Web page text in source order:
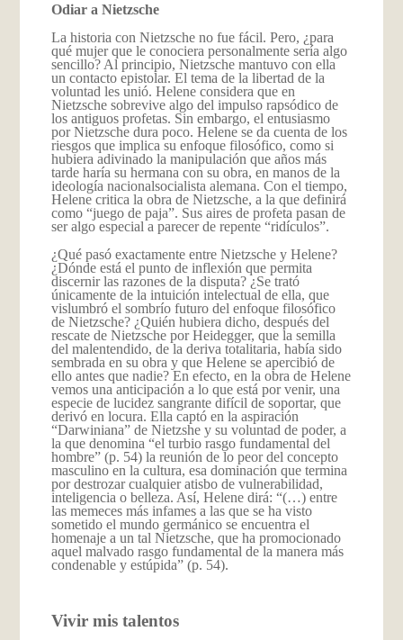
Odiar a Nietzsche
La historia con Nietzsche no fue fácil. Pero, ¿para
qué mujer que le conociera personalmente sería algo
sencillo? Al principio, Nietzsche mantuvo con ella
un contacto epistolar. El tema de la libertad de la
voluntad les unió. Helene considera que en
Nietzsche sobrevive algo del impulso rapsódico de
los antiguos profetas. Sin embargo, el entusiasmo
por Nietzsche dura poco. Helene se da cuenta de los
riesgos que implica su enfoque filosófico, como si
hubiera adivinado la manipulación que años más
tarde haría su hermana con su obra, en manos de la
ideología nacionalsocialista alemana. Con el tiempo,
Helene critica la obra de Nietzsche, a la que definirá
como “juego de paja”. Sus aires de profeta pasan de
ser algo especial a parecer de repente “ridículos”.
¿Qué pasó exactamente entre Nietzsche y Helene?
¿Dónde está el punto de inflexión que permita
discernir las razones de la disputa? ¿Se trató
únicamente de la intuición intelectual de ella, que
vislumbró el sombrío futuro del enfoque filosófico
de Nietzsche? ¿Quién hubiera dicho, después del
rescate de Nietzsche por Heidegger, que la semilla
del malentendido, de la deriva totalitaria, había sido
sembrada en su obra y que Helene se apercibió de
ello antes que nadie? En efecto, en la obra de Helene
vemos una anticipación a lo que está por venir, una
especie de lucidez sangrante difícil de soportar, que
derivó en locura. Ella captó en la aspiración
“Darwiniana” de Nietzshe y su voluntad de poder, a
la que denomina “el turbio rasgo fundamental del
hombre” (p. 54) la reunión de lo peor del concepto
masculino en la cultura, esa dominación que termina
por destrozar cualquier atisbo de vulnerabilidad,
inteligencia o belleza. Así, Helene dirá: “(…) entre
las memeces más infames a las que se ha visto
sometido el mundo germánico se encuentra el
homenaje a un tal Nietzsche, que ha promocionado
aquel malvado rasgo fundamental de la manera más
condenable y estúpida” (p. 54).
Vivir mis talentos